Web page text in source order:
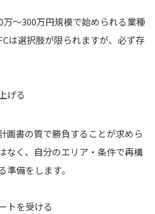
〜300万円規模で始められる業種
は選択肢が限られますが、必ず存
げる
画書の質で勝負することが求めら
なく、自分のエリア・条件で再構
備をします。
トを受ける